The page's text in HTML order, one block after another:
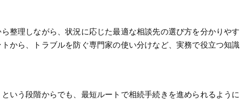
整理しながら、状況に応じた最適な相談先の選び方を分かりやす
から、トラブルを防ぐ専門家の使い分けなど、実務で役立つ知識
いう段階からでも、最短ルートで相続手続きを進められるように